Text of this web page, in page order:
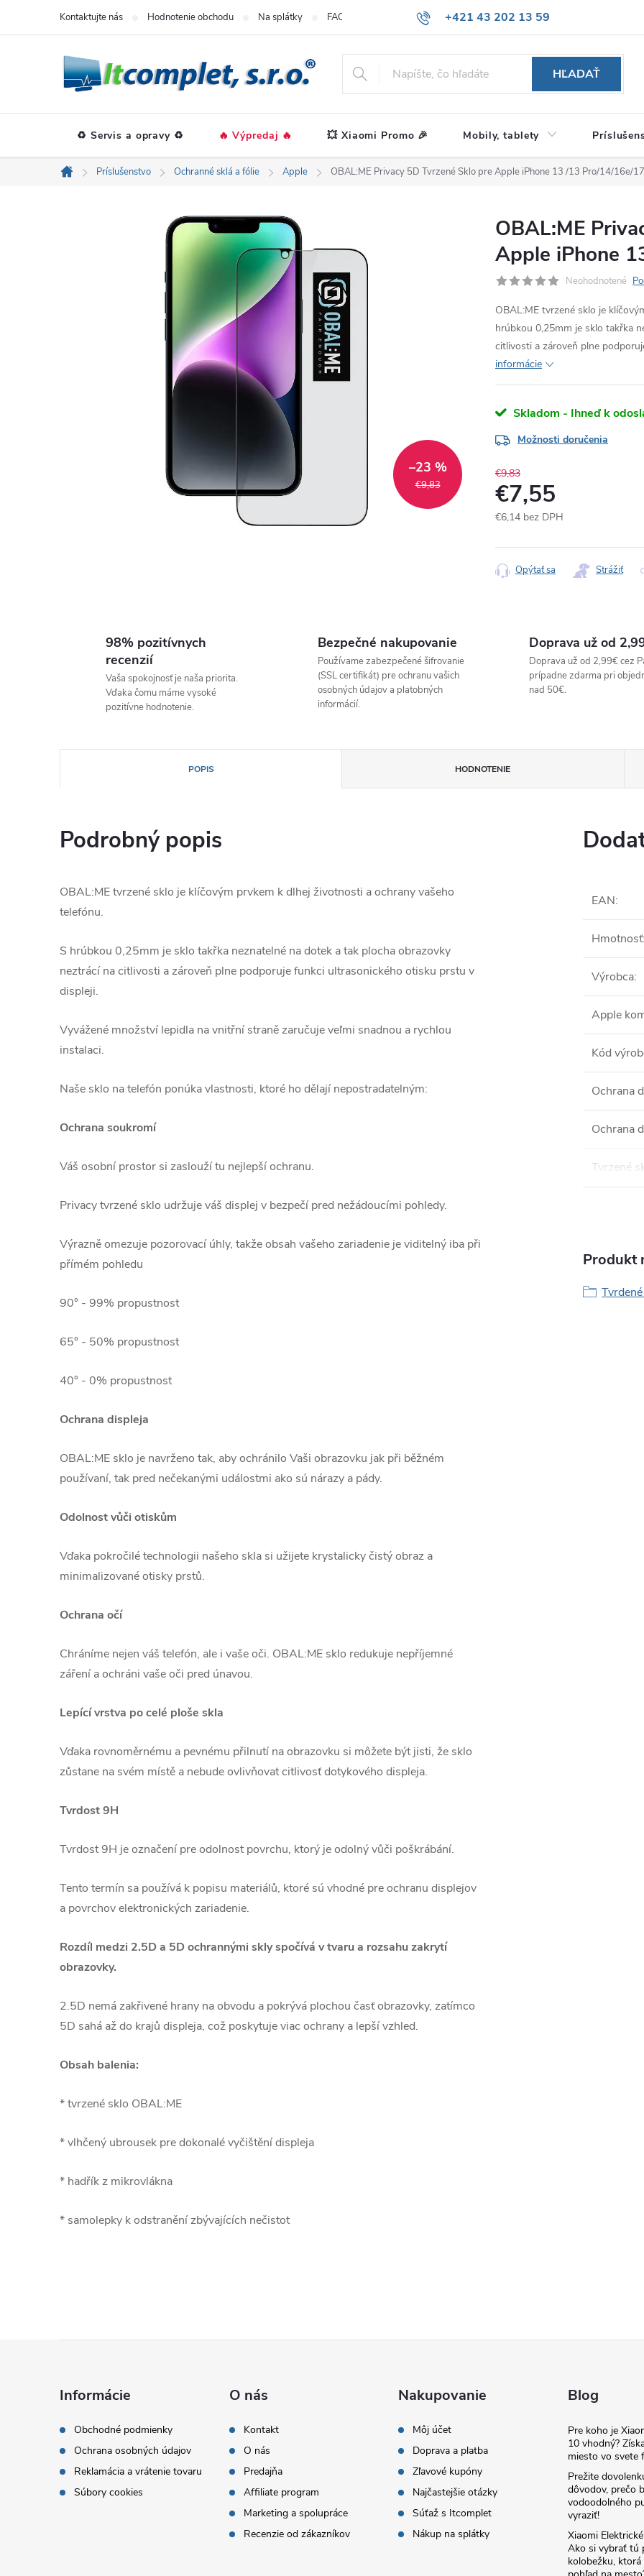
+421 43 202 13 59
Kontaktujte nás Hodnotenie obchodu Na splátky FAQ
HĽADAŤ
♻️ Servis a opravy ♻️ 🔥 Výpredaj 🔥 💥 Xiaomi Promo 🎉 Mobily, tablety
Domov
Príslušenstvo Ochranné sklá a fólie Apple OBAL:ME Privacy 5D Tvrzené Sklo pre Apple iPhone 13 /13 Pro/14/16e/
€9,83
–23 %
OBAL:ME
Apple iPhone
Neohodnotené
OBAL:ME tvrzené sklo je
hrúbkou 0,25mm je sklo takřka
citlivosti a zároveň plne
informácie
Skladom - Ihneď k
Možnosti doručenia
€9,83
€7,55
€6,14 bez DPH
cena:
Opýtať sa Strážiť
98% pozitívnych
recenzií
Vaša spokojnosť je naša priorita.
Vďaka čomu máme vysoké
pozitívne hodnotenie.
Bezpečné nakupovanie
Používame zabezpečené šifrovanie
(SSL certifikát) pre ochranu vašich
osobných údajov a platobných
informácií.
Doprava už od
Doprava už od 2,99€ cez
prípadne zdarma pri
nad 50€.
POPIS HODNOTENIE
Podrobný popis
OBAL:ME tvrzené sklo je klíčovým prvkem k dlhej životnosti a ochrany vašeho
telefónu.
S hrúbkou 0,25mm je sklo takřka neznatelné na dotek a tak plocha obrazovky
neztrácí na citlivosti a zároveň plne podporuje funkci ultrasonického otisku prstu v
displeji.
Vyvážené množství lepidla na vnitřní straně zaručuje veľmi snadnou a rychlou
instalaci.
Naše sklo na telefón ponúka vlastnosti, ktoré ho dělají nepostradatelným:
Ochrana soukromí
Váš osobní prostor si zaslouží tu nejlepší ochranu.
Privacy tvrzené sklo udržuje váš displej v bezpečí pred nežádoucími pohledy.
Výrazně omezuje pozorovací úhly, takže obsah vašeho zariadenie je viditelný iba při
přímém pohledu
90° - 99% propustnost
65° - 50% propustnost
40° - 0% propustnost
Ochrana displeja
OBAL:ME sklo je navrženo tak, aby ochránilo Vaši obrazovku jak při běžném
používaní, tak pred nečekanými událostmi ako sú nárazy a pády.
Odolnost vůči otiskům
Vďaka pokročilé technologii našeho skla si užijete krystalicky čistý obraz a
minimalizované otisky prstů.
Ochrana očí
Chráníme nejen váš telefón, ale i vaše oči. OBAL:ME sklo redukuje nepříjemné
záření a ochráni vaše oči pred únavou.
Lepící vrstva po celé ploše skla
Vďaka rovnoměrnému a pevnému přilnutí na obrazovku si môžete být jisti, že sklo
zůstane na svém místě a nebude ovlivňovat citlivosť dotykového displeja.
Tvrdost 9H
Tvrdost 9H je označení pre odolnost povrchu, ktorý je odolný vůči poškrábání.
Tento termín sa používá k popisu materiálů, ktoré sú vhodné pre ochranu displejov
a povrchov elektronických zariadenie.
Rozdíl medzi 2.5D a 5D ochrannými skly spočívá v tvaru a rozsahu zakrytí
obrazovky.
2.5D nemá zakřivené hrany na obvodu a pokrývá plochou časť obrazovky, zatímco
5D sahá až do krajů displeja, což poskytuje viac ochrany a lepší vzhled.
Obsah balenia:
* tvrzené sklo OBAL:ME
* vlhčený ubrousek pre dokonalé vyčištění displeja
* hadřík z mikrovlákna
* samolepky k odstranění zbývajících nečistot
EAN:
Hmotnosť:
Výrobca:
Apple
Kód
Ochrana
Ochrana
Tvrzené
Produkt
Informácie
Obchodné podmienky
Ochrana osobných údajov
Reklamácia a vrátenie tovaru
Súbory cookies
O nás
Kontakt
O nás
Predajňa
Affiliate program
Marketing a spolupráce
Recenzie od zákazníkov
Nakupovanie
Môj účet
Doprava a platba
Zľavové kupóny
Najčastejšie otázky
Súťaž s Itcomplet
Nákup na splátky
Blog
Pre koho je
10 vhodný?
miesto vo svete
Prežite
dôvodov, prečo
vodoodolného
vyraziť!
Xiaomi
Ako si vybrať tú
kolobežku,